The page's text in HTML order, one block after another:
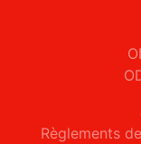
Règlements